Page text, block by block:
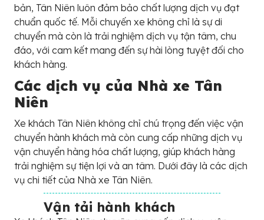
bản, Tân Niên luôn đảm bảo chất lượng dịch vụ đạt
chuẩn quốc tế. Mỗi chuyến xe không chỉ là sự di
chuyển mà còn là trải nghiệm dịch vụ tận tâm, chu
đáo, với cam kết mang đến sự hài lòng tuyệt đối cho
khách hàng.
Các dịch vụ của Nhà xe Tân
Niên
Xe khách Tân Niên không chỉ chú trọng đến việc vận
chuyển hành khách mà còn cung cấp những dịch vụ
vận chuyển hàng hóa chất lượng, giúp khách hàng
trải nghiệm sự tiện lợi và an tâm. Dưới đây là các dịch
vụ chi tiết của Nhà xe Tân Niên.
Vận tải hành khách